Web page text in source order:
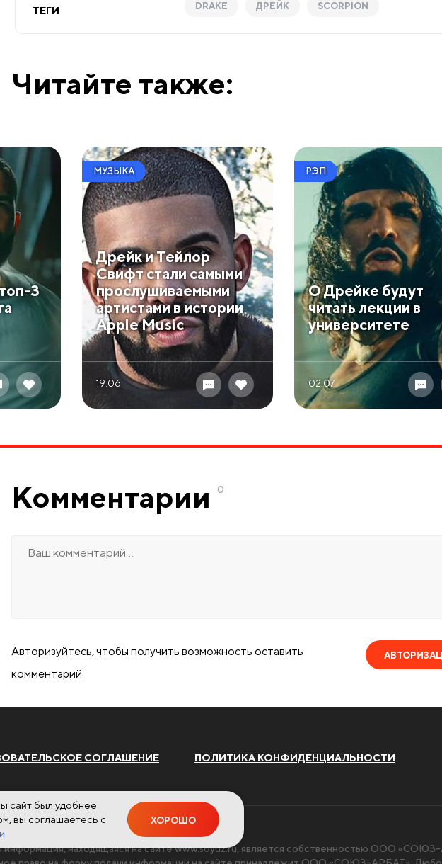
ТЕГИ DRAKE ДРЕЙК SCORPION
Читайте также:
3
МУЗЫКА
Дрейк и Тейлор
Свифт стали самыми
прослушиваемыми
артистами в истории
Apple Music
19.06
РЭП
О Дрейке будут
читать лекции в
университете
02.07
Комментарии 0
Авторизуйтесь, чтобы получить возможность оставить
комментарий
СОГЛАШЕНИЕ ПОЛИТИКА КОНФИДЕНЦИАЛЬНОСТИ
информация, находящаяся на сайтеwww.soyuz.ru, является собственностью ООО «СОЮЗ-
сайт был удобнее.
вы соглашаетесь с
ХОРОШО